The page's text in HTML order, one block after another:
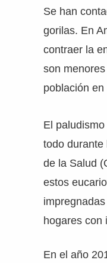
Se han
gorilas. En
contraer la
son
población
El
todo durante
de la Salud
estos
hogares con
En el año